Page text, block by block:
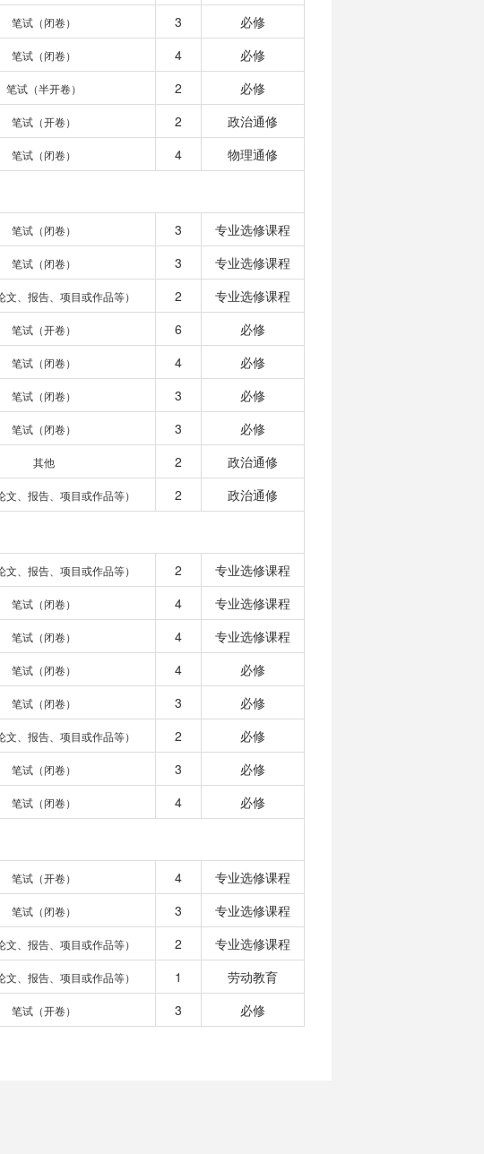
笔试（闭卷） 3
必修
笔试（闭卷） 4
必修
笔试（半开卷） 2
必修
笔试（开卷） 2
政治通修
笔试（闭卷） 4 物理通修
笔试（闭卷） 3
专业选修课程
笔试（闭卷） 3
专业选修课程
文、报告、项目或作品等） 2
专业选修课程
笔试（开卷） 6
必修
笔试（闭卷） 4
必修
笔试（闭卷） 3
必修
笔试（闭卷） 3
必修
其他 2
政治通修
文、报告、项目或作品等） 2 政治通修
文、报告、项目或作品等） 2
专业选修课程
笔试（闭卷） 4
专业选修课程
笔试（闭卷） 4
专业选修课程
笔试（闭卷） 4
必修
笔试（闭卷） 3
必修
文、报告、项目或作品等） 2
必修
笔试（闭卷） 3
必修
笔试（闭卷） 4 必修
笔试（开卷） 4
专业选修课程
笔试（闭卷） 3
专业选修课程
文、报告、项目或作品等） 2
专业选修课程
文、报告、项目或作品等） 1
劳动教育
笔试（开卷） 3 必修